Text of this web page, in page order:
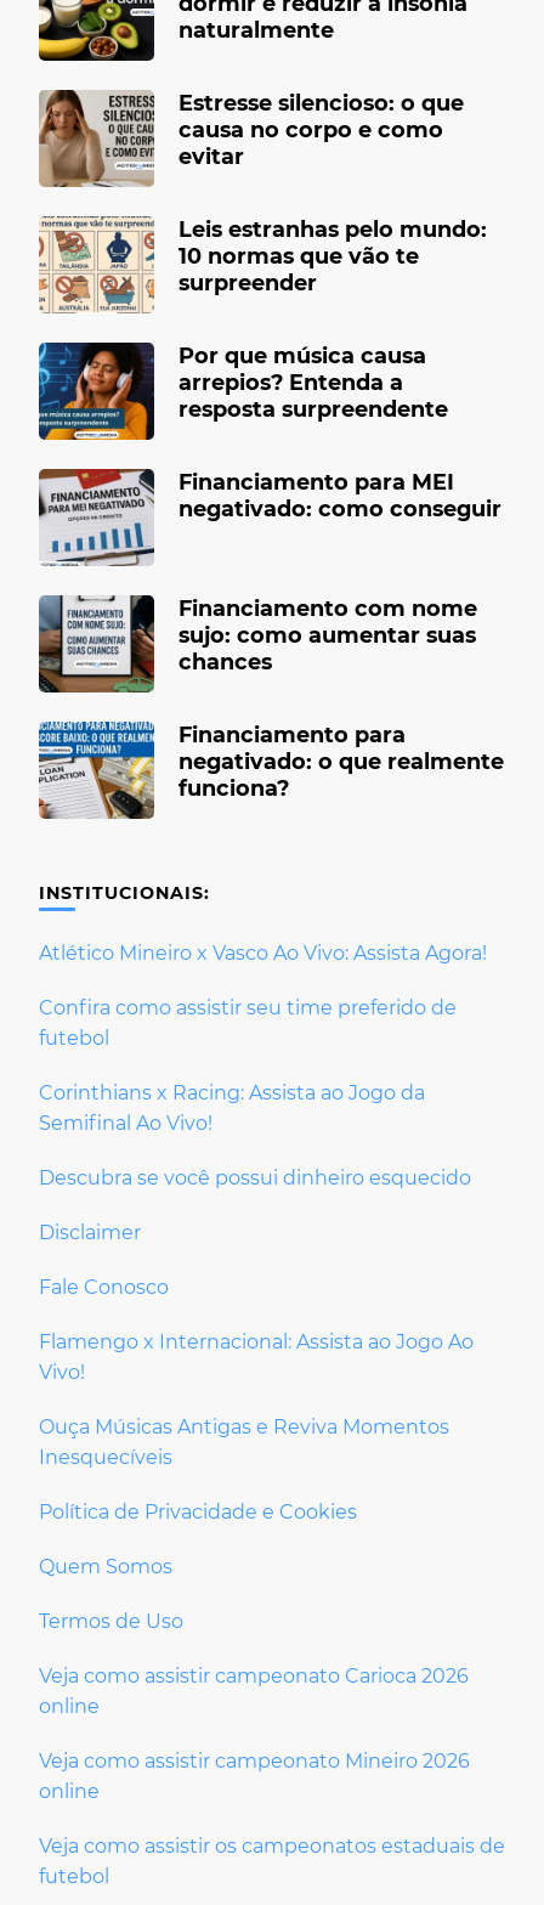
naturalmente
Estresse silencioso: o que
causa no corpo e como
evitar
Leis estranhas pelo mundo:
10 normas que vão te
surpreender
Por que música causa
arrepios? Entenda a
resposta surpreendente
Financiamento para MEI
negativado: como conseguir
Financiamento com nome
sujo: como aumentar suas
chances
Financiamento para
negativado: o que realmente
funciona?
INSTITUCIONAIS:
Atlético Mineiro x Vasco Ao Vivo: Assista Agora!
Confira como assistir seu time preferido de
futebol
Corinthians x Racing: Assista ao Jogo da
Semifinal Ao Vivo!
Descubra se você possui dinheiro esquecido
Disclaimer
Fale Conosco
Flamengo x Internacional: Assista ao Jogo Ao
Vivo!
Ouça Músicas Antigas e Reviva Momentos
Inesquecíveis
Política de Privacidade e Cookies
Quem Somos
Termos de Uso
Veja como assistir campeonato Carioca 2026
online
Veja como assistir campeonato Mineiro 2026
online
Veja como assistir os campeonatos estaduais de
futebol